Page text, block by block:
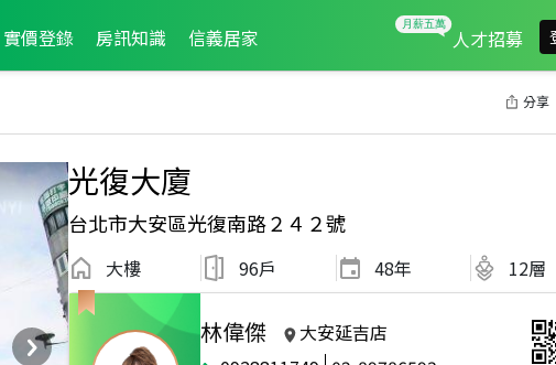
實價登錄 房訊知識 信義居家 人才招募
分享
光復大廈
台北市大安區光復南路２４２號
大樓 96戶 48年 12層
林偉傑
大安延吉店